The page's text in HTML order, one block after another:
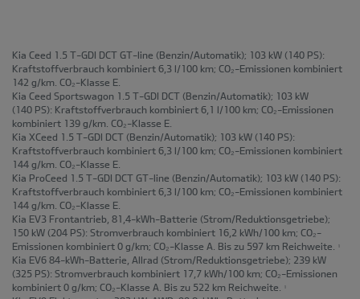
Kia Ceed 1.5 T-GDI DCT GT-line (Benzin/Automatik); 103 kW (140 PS):
Kraftstoffverbrauch kombiniert 6,3 l/100 km; CO₂-Emissionen kombiniert
142 g/km. CO₂-Klasse E.
Kia Ceed Sportswagon 1.5 T-GDI DCT (Benzin/Automatik); 103 kW
(140 PS): Kraftstoffverbrauch kombiniert 6,1 l/100 km; CO₂-Emissionen
kombiniert 139 g/km. CO₂-Klasse E.
Kia XCeed 1.5 T-GDI DCT (Benzin/Automatik); 103 kW (140 PS):
Kraftstoffverbrauch kombiniert 6,3 l/100 km; CO₂-Emissionen kombiniert
144 g/km. CO₂-Klasse E.
Kia ProCeed 1.5 T-GDI DCT GT-line (Benzin/Automatik); 103 kW (140 PS):
Kraftstoffverbrauch kombiniert 6,3 l/100 km; CO₂-Emissionen kombiniert
144 g/km. CO₂-Klasse E.
Kia EV3 Frontantrieb, 81,4-kWh-Batterie (Strom/Reduktionsgetriebe);
150 kW (204 PS): Stromverbrauch kombiniert 16,2 kWh/100 km; CO₂-
Emissionen kombiniert 0 g/km; CO₂-Klasse A. Bis zu 597 km Reichweite.
1
Kia EV6 84-kWh-Batterie, Allrad (Strom/Reduktionsgetriebe); 239 kW
(325 PS): Stromverbrauch kombiniert 17,7 kWh/100 km; CO₂-Emissionen
kombiniert 0 g/km; CO₂-Klasse A. Bis zu 522 km Reichweite.
1